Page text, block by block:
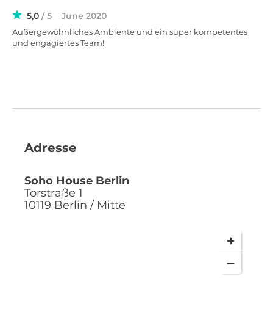
5,0 / 5 June 2020
Außergewöhnliches Ambiente und ein super kompetentes
und engagiertes Team!
Adresse
Soho House Berlin
Torstraße 1
10119 Berlin / Mitte